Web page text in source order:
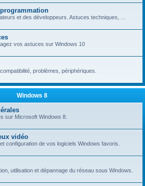
et des développeurs. Astuces techniques, ...
vos astuces sur Windows 10
problèmes, périphériques.
Windows 8
sur Microsoft Windows 8.
vidéo
configuration de vos logiciels Windows favoris.
utilisation et dépannage du réseau sous Windows.